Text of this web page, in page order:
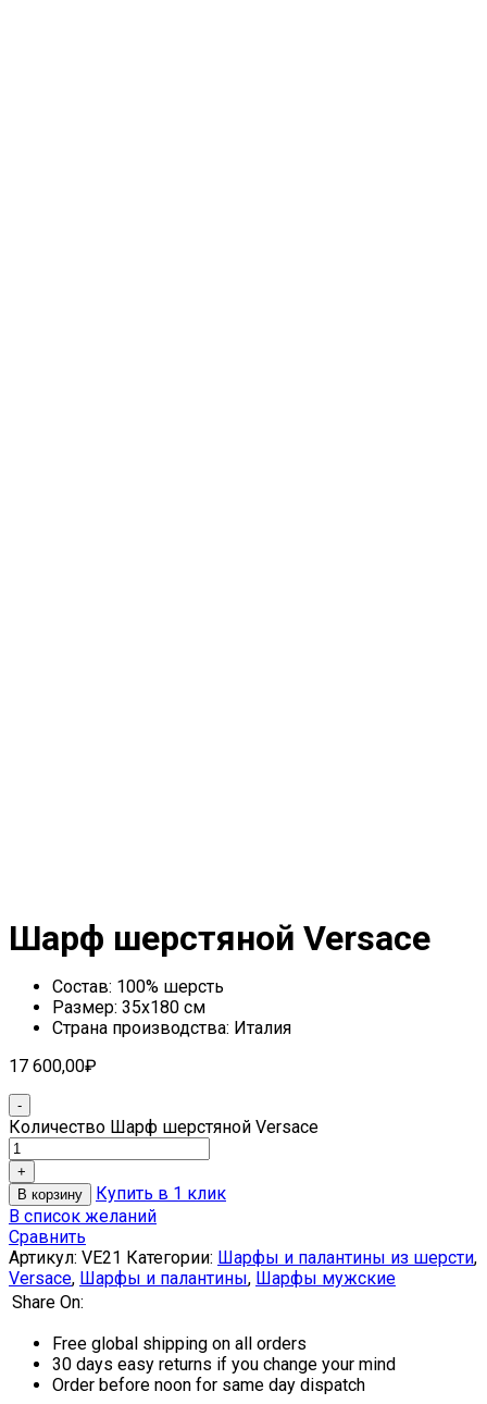
Шарф шерстяной Versace
Состав: 100% шерсть
Размер: 35х180 см
Страна производства: Италия
17 600,00₽
Количество Шарф шерстяной Versace
В корзину
Купить в 1 клик
В список желаний
Сравнить
Артикул: VE21 Категории: Шарфы и палантины из шерсти,
Versace, Шарфы и палантины, Шарфы мужские
Share On:
Free global shipping on all orders
30 days easy returns if you change your mind
Order before noon for same day dispatch